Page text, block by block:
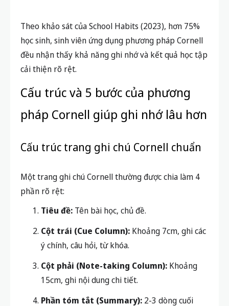
Theo khảo sát của School Habits (2023), hơn 75%
học sinh, sinh viên ứng dụng phương pháp Cornell
đều nhận thấy khả năng ghi nhớ và kết quả học tập
cải thiện rõ rệt.
Cấu trúc và 5 bước của phương
pháp Cornell giúp ghi nhớ lâu hơn
Cấu trúc trang ghi chú Cornell chuẩn
Một trang ghi chú Cornell thường được chia làm 4
phần rõ rệt:
Tiêu đề: Tên bài học, chủ đề.
Cột trái (Cue Column): Khoảng 7cm, ghi các
ý chính, câu hỏi, từ khóa.
Cột phải (Note-taking Column): Khoảng
15cm, ghi nội dung chi tiết.
Phần tóm tắt (Summary): 2-3 dòng cuối